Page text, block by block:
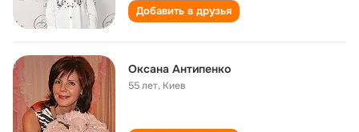
Добавить в друзья
Оксана Антипенко
55 лет, Киев